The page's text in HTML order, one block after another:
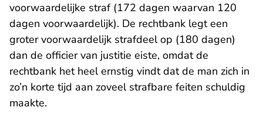
voorwaardelijke straf (172 dagen waarvan 120
dagen voorwaardelijk). De rechtbank legt een
groter voorwaardelijk strafdeel op (180 dagen)
dan de officier van justitie eiste, omdat de
rechtbank het heel ernstig vindt dat de man zich in
zo’n korte tijd aan zoveel strafbare feiten schuldig
maakte.